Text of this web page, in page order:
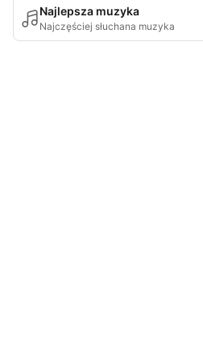
Najlepsza muzyka
Najczęściej słuchana muzyka